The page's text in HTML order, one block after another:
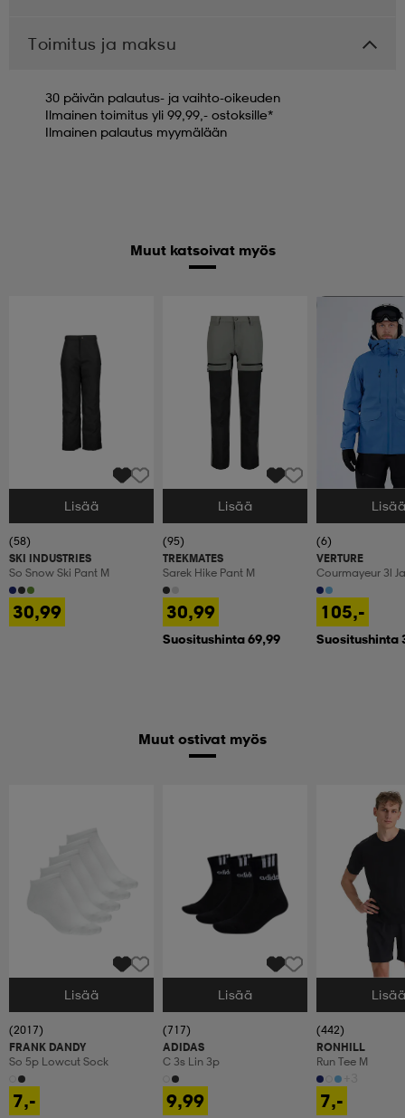
Toimitus ja maksu
30 päivän palautus- ja vaihto-oikeuden
Ilmainen toimitus yli 99,99,- ostoksille*
Ilmainen palautus myymälään
Muut katsoivat myös
Valitse Koko
Lisää
(58)
SKI INDUSTRIES
So Snow Ski Pant M
30,99
Valitse Koko
Lisää
(95)
TREKMATES
Sarek Hike Pant M
30,99
Suositushinta 69,99
Huippuedullinen
Valitse Koko
(6)
VERTURE
Courmayeur 3l
105,-
Suositushinta
Muut ostivat myös
Valitse Koko
Lisää
(2017)
FRANK DANDY
So 5p Lowcut Sock
7,-
Valitse Koko
Lisää
(717)
ADIDAS
C 3s Lin 3p
9,99
Valitse Koko
(442)
RONHILL
Run Tee M
7,-